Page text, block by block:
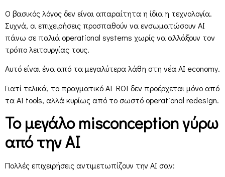
Ο βασικός λόγος δεν είναι απαραίτητα η ίδια η τεχνολογία.
Συχνά, οι επιχειρήσεις προσπαθούν να ενσωματώσουν AI
πάνω σε παλιά operational systems χωρίς να αλλάξουν τον
τρόπο λειτουργίας τους.
Αυτό είναι ένα από τα μεγαλύτερα λάθη στη νέα AI economy.
Γιατί τελικά, το πραγματικό AI ROI δεν προέρχεται μόνο από
τα AI tools, αλλά κυρίως από το σωστό operational redesign.
Το μεγάλο misconception γύρω
από την AI
Πολλές επιχειρήσεις αντιμετωπίζουν την AI σαν: